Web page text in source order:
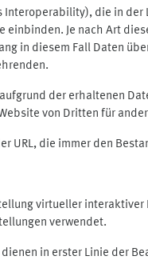
die in
Je nach Art
in diesem Fall Daten
der erhaltenen
von Dritten für
URL, die immer den
virtueller interaktiver
verwendet.
in erster Linie der